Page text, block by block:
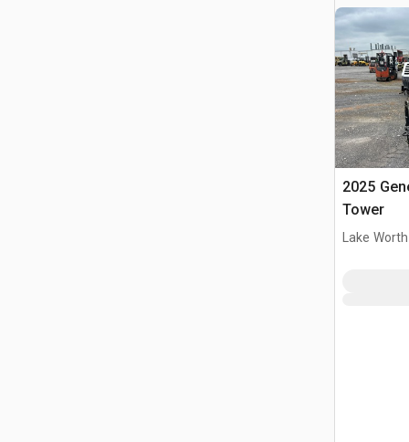
2025
Tower
Lake